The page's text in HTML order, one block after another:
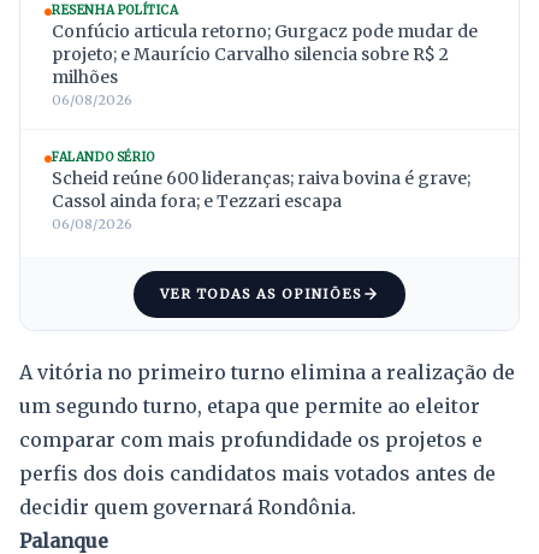
RESENHA POLÍTICA
Confúcio articula retorno; Gurgacz pode mudar de
projeto; e Maurício Carvalho silencia sobre R$ 2
milhões
06/08/2026
FALANDO SÉRIO
Scheid reúne 600 lideranças; raiva bovina é grave;
Cassol ainda fora; e Tezzari escapa
06/08/2026
VER TODAS AS OPINIÕES
A vitória no primeiro turno elimina a realização de
um segundo turno, etapa que permite ao eleitor
comparar com mais profundidade os projetos e
perfis dos dois candidatos mais votados antes de
decidir quem governará Rondônia.
Palanque